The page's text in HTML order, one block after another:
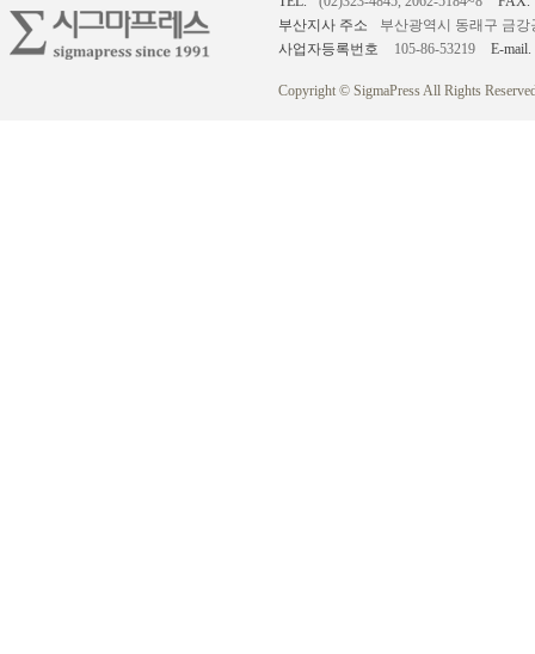
부산지사 주소
부산광역시 동래구 금강
사업자등록번호
105-86-53219 E-mail.
Copyright © SigmaPress All Rights